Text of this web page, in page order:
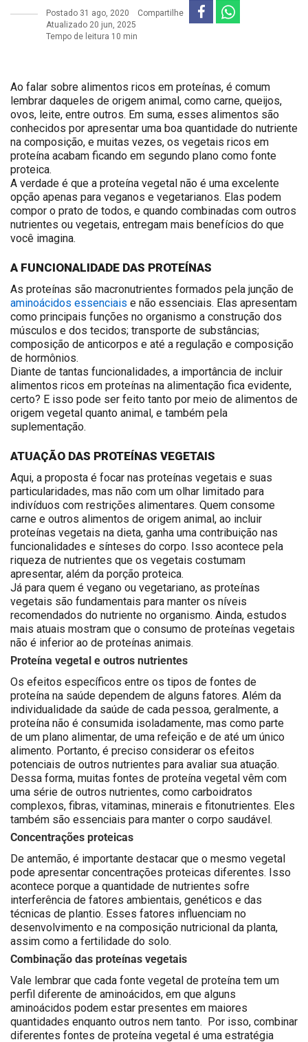
Postado 31 ago, 2020
Atualizado 20 jun, 2025
Tempo de leitura 10 min
Compartilhe
Ao falar sobre alimentos ricos em proteínas, é comum
lembrar daqueles de origem animal, como carne, queijos,
ovos, leite, entre outros. Em suma, esses alimentos são
conhecidos por apresentar uma boa quantidade do nutriente
na composição, e muitas vezes, os vegetais ricos em
proteína acabam ficando em segundo plano como fonte
proteica.
A verdade é que a proteína vegetal não é uma excelente
opção apenas para veganos e vegetarianos. Elas podem
compor o prato de todos, e quando combinadas com outros
nutrientes ou vegetais, entregam mais benefícios do que
você imagina.
A FUNCIONALIDADE DAS PROTEÍNAS
As proteínas são macronutrientes formados pela junção de
aminoácidos essenciais e não essenciais. Elas apresentam
como principais funções no organismo a construção dos
músculos e dos tecidos; transporte de substâncias;
composição de anticorpos e até a regulação e composição
de hormônios.
Diante de tantas funcionalidades, a importância de incluir
alimentos ricos em proteínas na alimentação fica evidente,
certo? E isso pode ser feito tanto por meio de alimentos de
origem vegetal quanto animal, e também pela
suplementação.
ATUAÇÃO DAS PROTEÍNAS VEGETAIS
Aqui, a proposta é focar nas proteínas vegetais e suas
particularidades, mas não com um olhar limitado para
indivíduos com restrições alimentares. Quem consome
carne e outros alimentos de origem animal, ao incluir
proteínas vegetais na dieta, ganha uma contribuição nas
funcionalidades e sínteses do corpo. Isso acontece pela
riqueza de nutrientes que os vegetais costumam
apresentar, além da porção proteica.
Já para quem é vegano ou vegetariano, as proteínas
vegetais são fundamentais para manter os níveis
recomendados do nutriente no organismo. Ainda, estudos
mais atuais mostram que o consumo de proteínas vegetais
não é inferior ao de proteínas animais.
Proteína vegetal e outros nutrientes
Os efeitos específicos entre os tipos de fontes de
proteína na saúde dependem de alguns fatores. Além da
individualidade da saúde de cada pessoa, geralmente, a
proteína não é consumida isoladamente, mas como parte
de um plano alimentar, de uma refeição e de até um único
alimento. Portanto, é preciso considerar os efeitos
potenciais de outros nutrientes para avaliar sua atuação.
Dessa forma, muitas fontes de proteína vegetal vêm com
uma série de outros nutrientes, como carboidratos
complexos, fibras, vitaminas, minerais e fitonutrientes. Eles
também são essenciais para manter o corpo saudável.
Concentrações proteicas
De antemão, é importante destacar que o mesmo vegetal
pode apresentar concentrações proteicas diferentes. Isso
acontece porque a quantidade de nutrientes sofre
interferência de fatores ambientais, genéticos e das
técnicas de plantio. Esses fatores influenciam no
desenvolvimento e na composição nutricional da planta,
assim como a fertilidade do solo.
Combinação das proteínas vegetais
Vale lembrar que cada fonte vegetal de proteína tem um
perfil diferente de aminoácidos, em que alguns
aminoácidos podem estar presentes em maiores
quantidades enquanto outros nem tanto. Por isso, combinar
diferentes fontes de proteína vegetal é uma estratégia